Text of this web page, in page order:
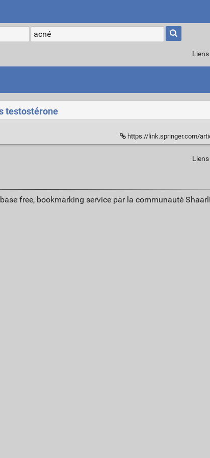
Type 1 or
more
characters
results.
testostérone
https://link.springer.com/
free, bookmarking service par la communauté Shaarli